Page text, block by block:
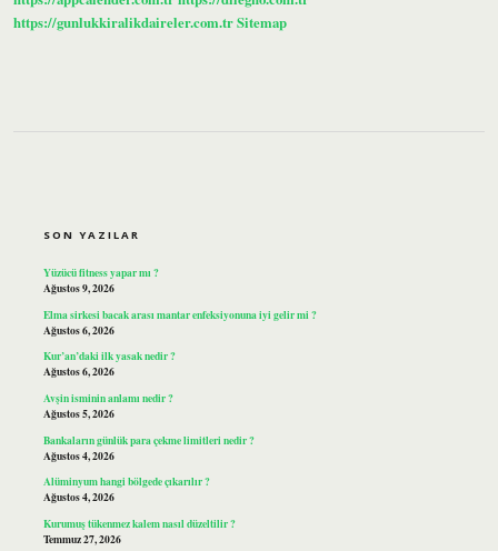
https://gunlukkiralikdaireler.com.trSitemap
SON YAZILAR
Yüzücü fitness yapar mı ?
Ağustos 9, 2026
Elma sirkesi bacak arası mantar enfeksiyonuna iyi gelir mi ?
Ağustos 6, 2026
Kur’an’daki ilk yasak nedir ?
Ağustos 6, 2026
Avşin isminin anlamı nedir ?
Ağustos 5, 2026
Bankaların günlük para çekme limitleri nedir ?
Ağustos 4, 2026
Alüminyum hangi bölgede çıkarılır ?
Ağustos 4, 2026
Kurumuş tükenmez kalem nasıl düzeltilir ?
Temmuz 27, 2026